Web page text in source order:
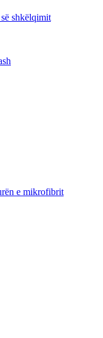
shkëlqimit
e mikrofibrit